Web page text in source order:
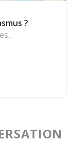
?